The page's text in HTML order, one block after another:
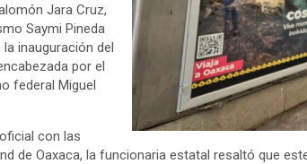
Jara Cruz,
Saymi Pineda
inauguración del
por el
federal Miguel
con las
de Oaxaca, la funcionaria estatal resaltó que